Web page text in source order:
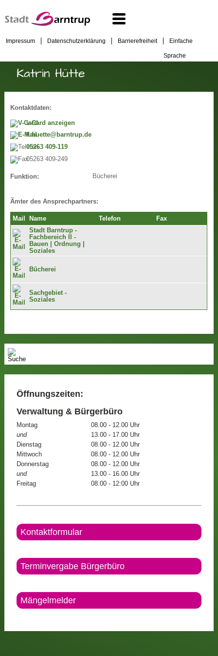
Impressum Datenschutzerklärung Barrierefreiheit Einfache
Sprache
Katrin Hütte
Kontaktdaten:
v-Card anzeigen
k.huette@barntrup.de
05263 409-119
05263 409-249
Funktion: Bücherei
Ämter des Ansprechpartners:
Mail Name Telefon
Fax
Stadt Barntrup -
Fachbereich II -
Bauen | Ordnung |
Soziales
Bücherei
Sachgebiet -
Soziales
Öffnungszeiten:
Verwaltung & Bürgerbüro
Montag
08.00 - 12.00 Uhr
und
13.00 - 17.00 Uhr
Dienstag
08.00 - 12.00 Uhr
Mittwoch
08.00 - 12.00 Uhr
Donnerstag
08.00 - 12.00 Uhr
und
13.00 - 16.00 Uhr
Freitag
08.00 - 12:00 Uhr
Kontaktformular
Terminvergabe Bürgerbüro
Mängelmelder